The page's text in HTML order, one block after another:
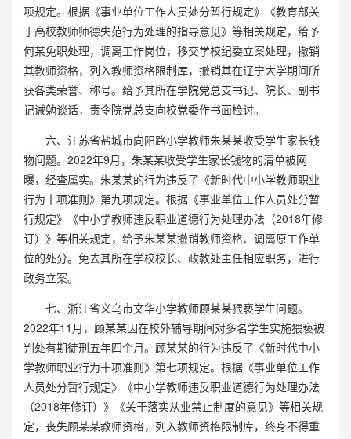
项规定。根据《事业单位工作人员处分暂行规定》《教育部关
于高校教师师德失范行为处理的指导意见》等相关规定，给予
何某免职处理，调离工作岗位，移交学校纪委立案处理，撤销
其教师资格，列入教师资格限制库，撤销其在辽宁大学期间所
获各类荣誉、称号。给予其所在学院党总支书记、院长、副书
记诫勉谈话，责令院党总支向校党委作书面检讨。
六、江苏省盐城市向阳路小学教师朱某某收受学生家长钱
物问题。2022年9月，朱某某收受学生家长钱物的清单被网
曝，经查属实。朱某某的行为违反了《新时代中小学教师职业
行为十项准则》第九项规定。根据《事业单位工作人员处分暂
行规定》《中小学教师违反职业道德行为处理办法（2018年修
订）》等相关规定，给予朱某某撤销教师资格、调离原工作单
位的处分。免去其所在学校校长、政教处主任相应职务，进行
政务立案。
七、浙江省义乌市文华小学教师顾某某猥亵学生问题。
2022年11月，顾某某因在校外辅导期间对多名学生实施猥亵被
判处有期徒刑五年四个月。顾某某的行为违反了《新时代中小
学教师职业行为十项准则》第七项规定。根据《事业单位工作
人员处分暂行规定》《中小学教师违反职业道德行为处理办法
（2018年修订）》《关于落实从业禁止制度的意见》等相关规
定，丧失顾某某教师资格，列入教师资格限制库，终身不得重